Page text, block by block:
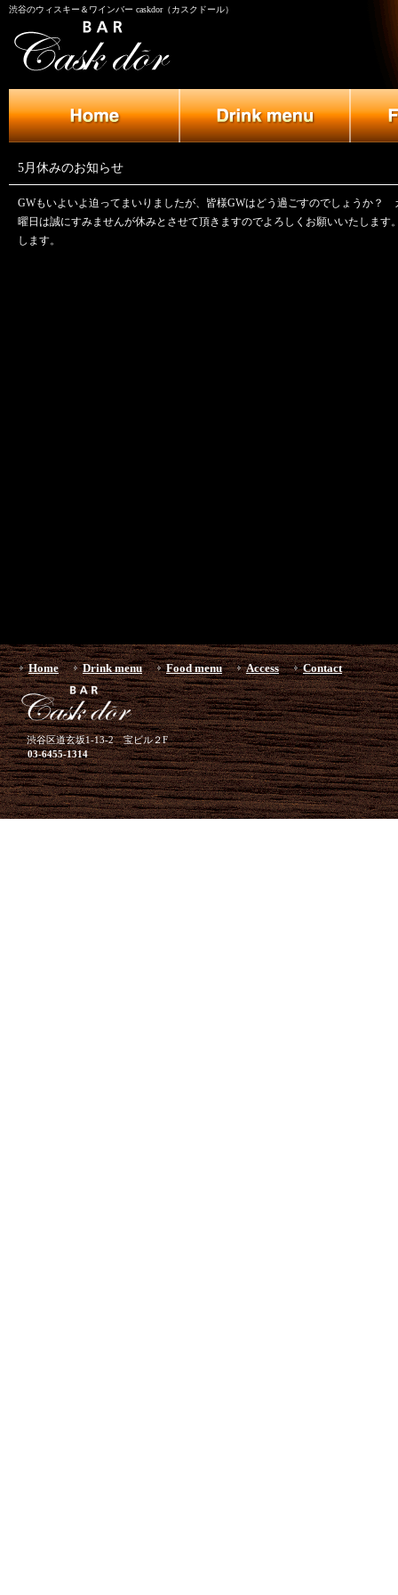
渋谷のウィスキー＆ワインバー caskdor（カスクドール）
5月休みのお知らせ
GWもいよいよ迫ってまいりましたが、皆様GWはどう過ごすのでしょうか？
曜日は誠にすみませんが休みとさせて頂きますのでよろしくお願いいたします
します。
Home Drink menu Food menu Access Contact
渋谷区道玄坂1-13-2 宝ビル２F
03-6455-1314